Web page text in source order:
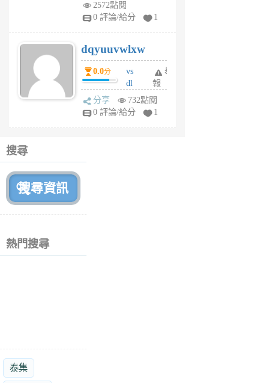
tu
6
個
月
前
2572點閱
0 評論/給分
1
dqyuuvwlxw
0.0分
vs
dl
sq
fy
舉
報
分享
732點閱
0 評論/給分
1
搜尋
熱門搜尋
泰集